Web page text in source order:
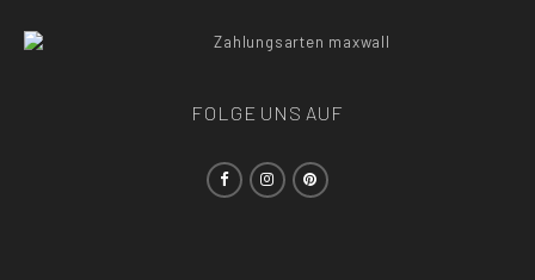
FOLGE UNS AUF